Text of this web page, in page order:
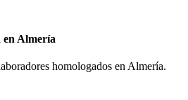
Almería
homologados en Almería.